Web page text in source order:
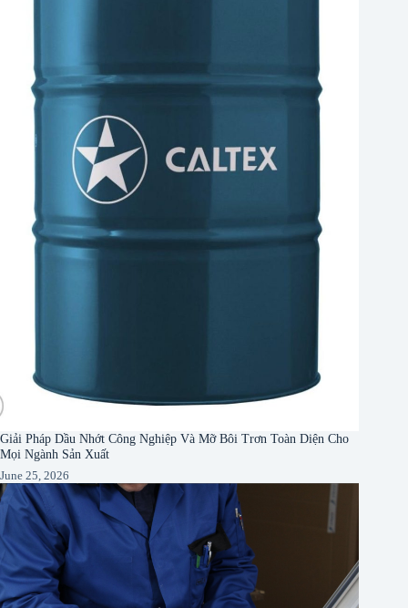
Giải Pháp Dầu Nhớt Công Nghiệp Và Mỡ Bôi Trơn Toàn Diện Cho
Mọi Ngành Sản Xuất
June 25, 2026